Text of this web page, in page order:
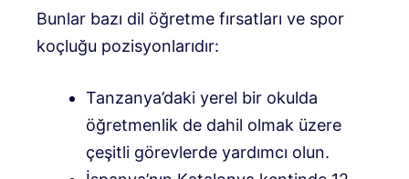
Bunlar bazı dil öğretme fırsatları ve spor
koçluğu pozisyonlarıdır:
Tanzanya’daki yerel bir okulda
öğretmenlik de dahil olmak üzere
çeşitli görevlerde yardımcı olun.